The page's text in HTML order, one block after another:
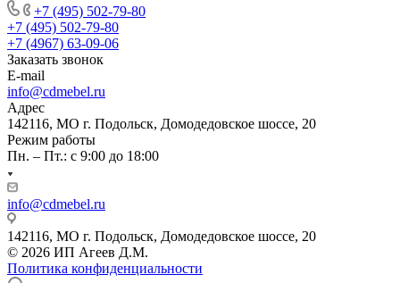
+7 (495) 502-79-80
+7 (495) 502-79-80
+7 (4967) 63-09-06
Заказать звонок
E-mail
info@cdmebel.ru
Адрес
142116, МО г. Подольск, Домодедовское шоссе, 20
Режим работы
Пн. – Пт.: с 9:00 до 18:00
info@cdmebel.ru
142116, МО г. Подольск, Домодедовское шоссе, 20
© 2026 ИП Агеев Д.М.
Политика конфиденциальности